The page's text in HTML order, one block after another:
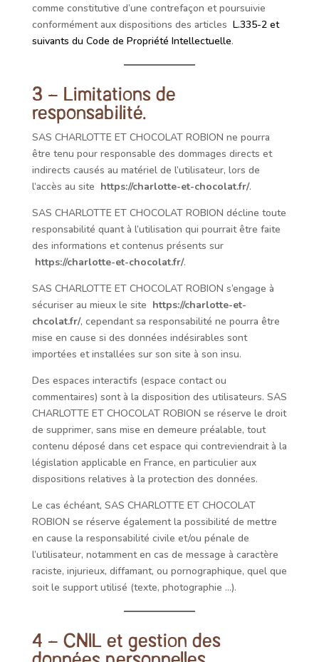
comme constitutive d’une contrefaçon et poursuivie
conformément aux dispositions des articles L.335-2 et
suivants du Code de Propriété Intellectuelle.
3 – Limitations de
responsabilité.
SAS CHARLOTTE ET CHOCOLAT ROBION ne pourra
être tenu pour responsable des dommages directs et
indirects causés au matériel de l’utilisateur, lors de
l’accès au site https://charlotte-et-chocolat.fr/.
SAS CHARLOTTE ET CHOCOLAT ROBION décline toute
responsabilité quant à l’utilisation qui pourrait être faite
des informations et contenus présents sur
https://charlotte-et-chocolat.fr/.
SAS CHARLOTTE ET CHOCOLAT ROBION s’engage à
sécuriser au mieux le site https://charlotte-et-
chcolat.fr/, cependant sa responsabilité ne pourra être
mise en cause si des données indésirables sont
importées et installées sur son site à son insu.
Des espaces interactifs (espace contact ou
commentaires) sont à la disposition des utilisateurs. SAS
CHARLOTTE ET CHOCOLAT ROBION se réserve le droit
de supprimer, sans mise en demeure préalable, tout
contenu déposé dans cet espace qui contreviendrait à la
législation applicable en France, en particulier aux
dispositions relatives à la protection des données.
Le cas échéant, SAS CHARLOTTE ET CHOCOLAT
ROBION se réserve également la possibilité de mettre
en cause la responsabilité civile et/ou pénale de
l’utilisateur, notamment en cas de message à caractère
raciste, injurieux, diffamant, ou pornographique, quel que
soit le support utilisé (texte, photographie …).
4 – CNIL et gestion des